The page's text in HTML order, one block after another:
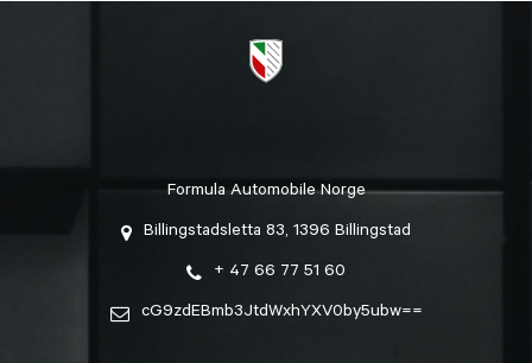
Formula Automobile Norge
Billingstadsletta 83, 1396 Billingstad
+ 47 66 77 51 60
cG9zdEBmb3JtdWxhYXV0by5ubw==